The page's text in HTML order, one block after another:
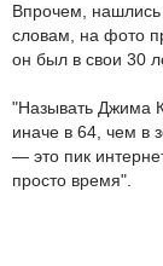
Впрочем, нашлись
словам, на фото
он был в свои 30
"Называть Джима
иначе в 64, чем в
— это пик
просто время".